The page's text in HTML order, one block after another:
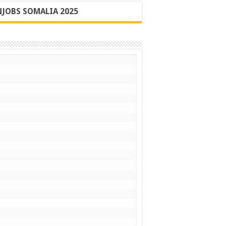
SOMALIA 2025